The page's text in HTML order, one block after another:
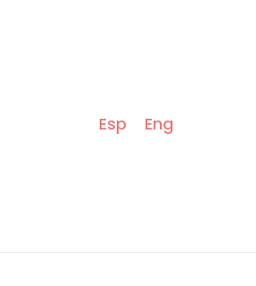
Esp Eng